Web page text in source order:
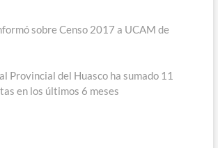
sobre Censo 2017 a UCAM de
Provincial del Huasco ha sumado 11
en los últimos 6 meses